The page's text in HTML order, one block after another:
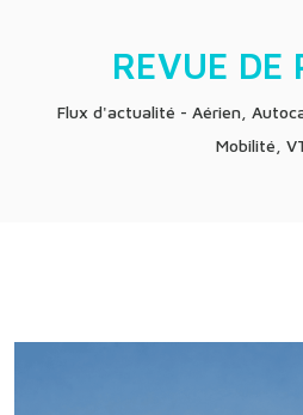
REVUE DE
Flux d'actualité - Aérien,
Mobilité,